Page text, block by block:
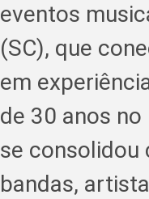
eventos
(SC), que
em
de 30 anos
se consolidou
bandas,